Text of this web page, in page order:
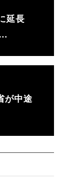
延長
が中途